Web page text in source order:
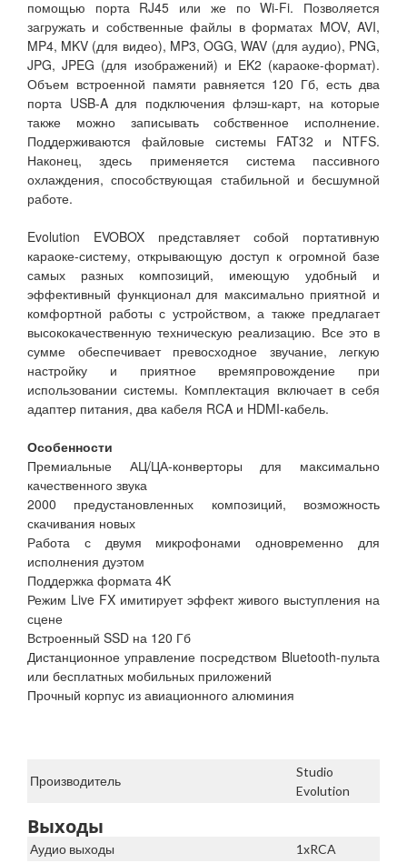
помощью порта RJ45 или же по Wi-Fi. Позволяется
загружать и собственные файлы в форматах MOV, AVI,
MP4, MKV (для видео), MP3, OGG, WAV (для аудио), PNG,
JPG, JPEG (для изображений) и EK2 (караоке-формат).
Объем встроенной памяти равняется 120 Гб, есть два
порта USB-A для подключения флэш-карт, на которые
также можно записывать собственное исполнение.
Поддерживаются файловые системы FAT32 и NTFS.
Наконец, здесь применяется система пассивного
охлаждения, способствующая стабильной и бесшумной
работе.
Evolution EVOBOX представляет собой портативную
караоке-систему, открывающую доступ к огромной базе
самых разных композиций, имеющую удобный и
эффективный функционал для максимально приятной и
комфортной работы с устройством, а также предлагает
высококачественную техническую реализацию. Все это в
сумме обеспечивает превосходное звучание, легкую
настройку и приятное времяпровождение при
использовании системы. Комплектация включает в себя
адаптер питания, два кабеля RCA и HDMI-кабель.
Особенности
Премиальные АЦ/ЦА-конверторы для максимально
качественного звука
2000 предустановленных композиций, возможность
скачивания новых
Работа с двумя микрофонами одновременно для
исполнения дуэтом
Поддержка формата 4K
Режим Live FX имитирует эффект живого выступления на
сцене
Встроенный SSD на 120 Гб
Дистанционное управление посредством Bluetooth-пульта
или бесплатных мобильных приложений
Прочный корпус из авиационного алюминия
Производитель
Studio
Evolution
Выходы
Аудио выходы
1xRCA